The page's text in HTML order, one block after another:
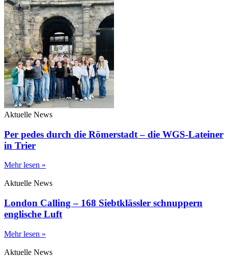
Aktuelle News
Per pedes durch die Römerstadt – die WGS-Lateiner
in Trier
Mehr lesen »
Aktuelle News
London Calling – 168 Siebtklässler schnuppern
englische Luft
Mehr lesen »
Aktuelle News